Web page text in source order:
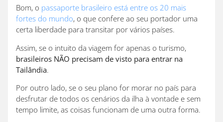
Bom, o passaporte brasileiro está entre os 20 mais
fortes do mundo, o que confere ao seu portador uma
certa liberdade para transitar por vários países.
Assim, se o intuito da viagem for apenas o turismo,
brasileiros NÃO precisam de visto para entrar na
Tailândia.
Por outro lado, se o seu plano for morar no país para
desfrutar de todos os cenários da ilha à vontade e sem
tempo limite, as coisas funcionam de uma outra forma.